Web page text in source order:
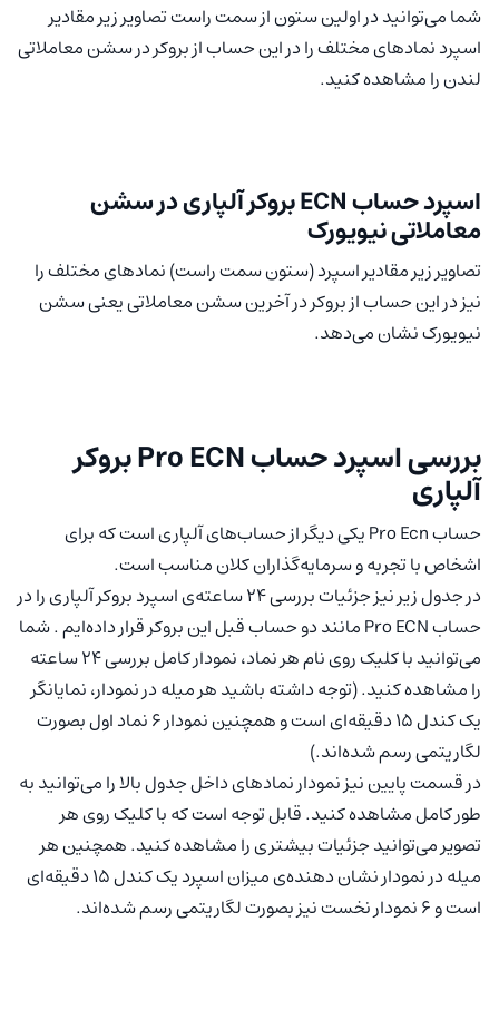
شما می‌توانید در اولین ستون از سمت راست تصاویر زیر مقادیر
اسپرد نمادهای مختلف را در این حساب از بروکر در سشن معاملاتی
لندن را مشاهده کنید.
اسپرد حساب ECN بروکر آلپاری در سشن
معاملاتی نیویورک
تصاویر زیر مقادیر اسپرد (ستون سمت راست) نمادهای مختلف را
نیز در این حساب از بروکر در آخرین سشن معاملاتی یعنی سشن
نیویورک نشان می‌دهد.
بررسی اسپرد حساب Pro ECN بروکر
آلپاری
حساب Pro Ecn یکی دیگر از حساب‌های آلپاری است که برای
اشخاص با تجربه و سرمایه‌گذاران کلان مناسب است.
در جدول زیر نیز جزئیات بررسی ۲۴ ساعته‌ی اسپرد بروکر آلپاری را در
حساب Pro ECN مانند دو حساب قبل این بروکر قرار داده‌ایم . شما
می‌توانید با کلیک روی نام هر نماد، نمودار کامل بررسی ۲۴ ساعته
را مشاهده کنید. (توجه داشته باشید هر میله در نمودار، نمایانگر
یک کندل ۱۵ دقیقه‌ای است و همچنین نمودار ۶ نماد اول بصورت
لگاریتمی رسم شده‌اند.)
در قسمت پایین نیز نمودار نمادهای داخل جدول بالا را می‌توانید به
طور کامل مشاهده کنید. قابل توجه است که با کلیک روی هر
تصویر می‌توانید جزئیات بیشتری را مشاهده کنید. همچنین هر
میله در نمودار نشان دهنده‌ی میزان اسپرد یک کندل ۱۵ دقیقه‌ای
است و ۶ نمودار نخست نیز بصورت لگاریتمی رسم شده‌اند.